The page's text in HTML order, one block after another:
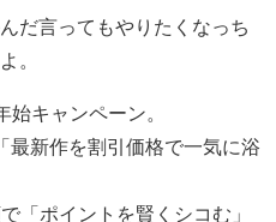
だ言ってもやりたくなっち
。
始キャンペーン。
最新作を割引価格で一気に浴
「ポイントを賢くシコむ」